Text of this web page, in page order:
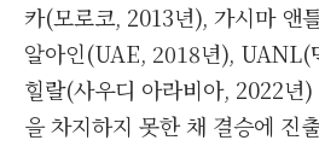
카(모로코, 2013년), 가시마 앤
알아인(UAE, 2018년), UANL(
힐랄(사우디 아라비아, 2022년
을 차지하지 못한 채 결승에 진